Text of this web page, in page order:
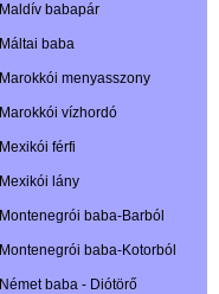
Maldív babapár
Máltai baba
Marokkói menyasszony
Marokkói vízhordó
Mexikói férfi
Mexikói lány
Montenegrói baba-Barból
Montenegrói baba-Kotorból
Német baba - Diótörő